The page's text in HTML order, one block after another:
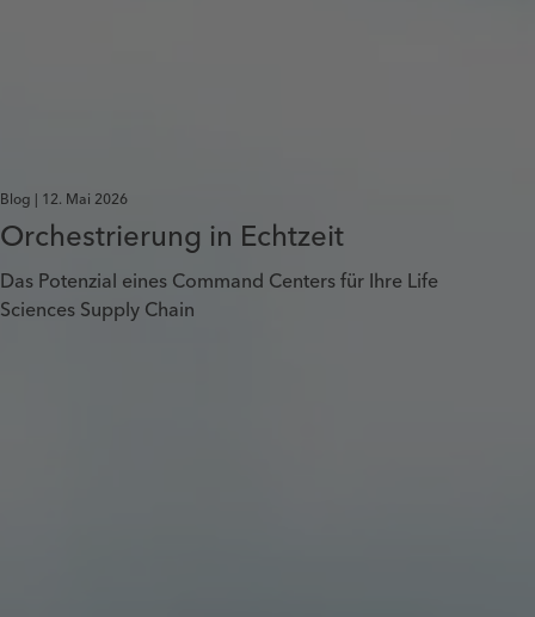
Blog | 12. Mai 2026
Orchestrierung in Echtzeit
Das Potenzial eines Command Centers für Ihre Life
Sciences Supply Chain